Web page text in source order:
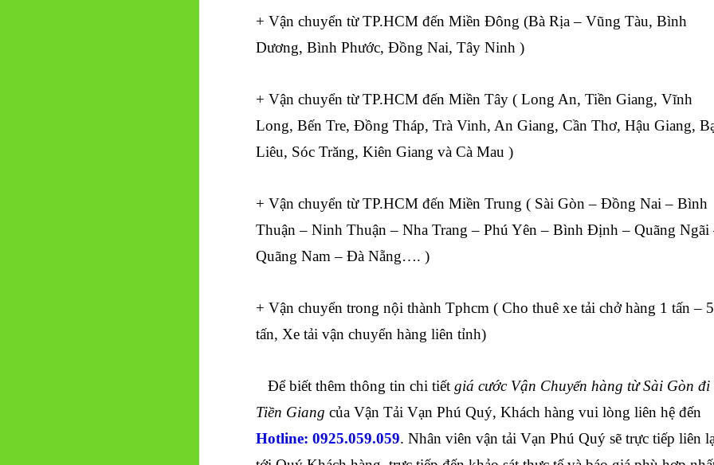
+ Vận chuyển từ TP.HCM đến Miền Đông (Bà Rịa – Vũng Tàu, Bình
Dương, Bình Phước, Đồng Nai, Tây Ninh )
+ Vận chuyển từ TP.HCM đến Miền Tây ( Long An, Tiền Giang, Vĩnh
Long, Bến Tre, Đồng Tháp, Trà Vinh, An Giang, Cần Thơ, Hậu Giang,
Liêu, Sóc Trăng, Kiên Giang và Cà Mau )
+ Vận chuyển từ TP.HCM đến Miền Trung ( Sài Gòn – Đồng Nai – Bình
Thuận – Ninh Thuận – Nha Trang – Phú Yên – Bình Định – Quãng Ngãi
Quãng Nam – Đà Nẵng…. )
+ Vận chuyển trong nội thành Tphcm ( Cho thuê xe tải chở hàng 1 tấn – 5
tấn, Xe tải vận chuyển hàng liên tỉnh)
Để biết thêm thông tin chi tiết giá cước Vận Chuyển hàng từ Sài Gòn đi
Tiền Giang của Vận Tải Vạn Phú Quý, Khách hàng vui lòng liên hệ đến
Hotline: 0925.059.059. Nhân viên vận tải Vạn Phú Quý sẽ trực tiếp liên